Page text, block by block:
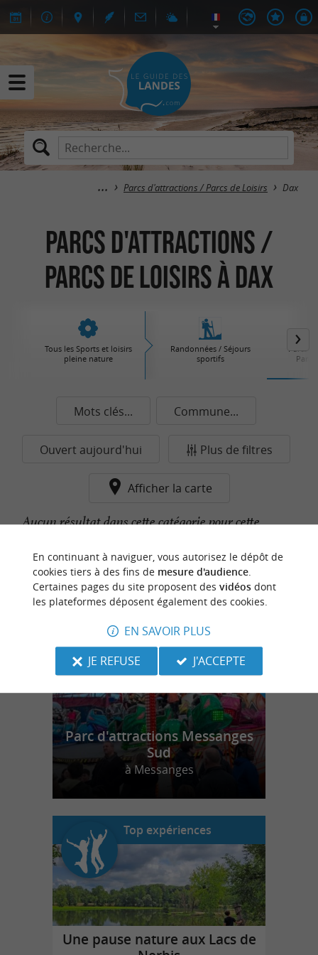
Parcs d'attractions / Parcs de Loisirs Dax
Parcs d'attractions /
Parcs de Loisirs à Dax
Tous les Sports et loisirs
pleine nature
Randonnées / Séjours
sportifs
Parcs
Mots clés... Commune...
Ouvert aujourd'hui Plus de filtres
Afficher la carte
Aucun résultat dans cette catégorie pour cette
n
o
t
r
e
c
o
u
p
d
e
c
o
e
u
r
Parc d'attractions Messanges
Sud
à Messanges
Top expériences
Une pause nature aux Lacs de
En continuant à naviguer, vous autorisez le dépôt de
cookies tiers à des fins de mesure d'audience.
Certaines pages du site proposent des vidéosdont
les plateformes déposent également des cookies.
EN SAVOIR PLUS
JE REFUSE
J'ACCEPTE